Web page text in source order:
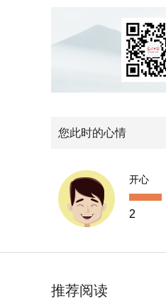
您此时的心情
开心
2
推荐阅读